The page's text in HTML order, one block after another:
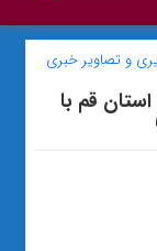
و تصاویر خبری
قم با